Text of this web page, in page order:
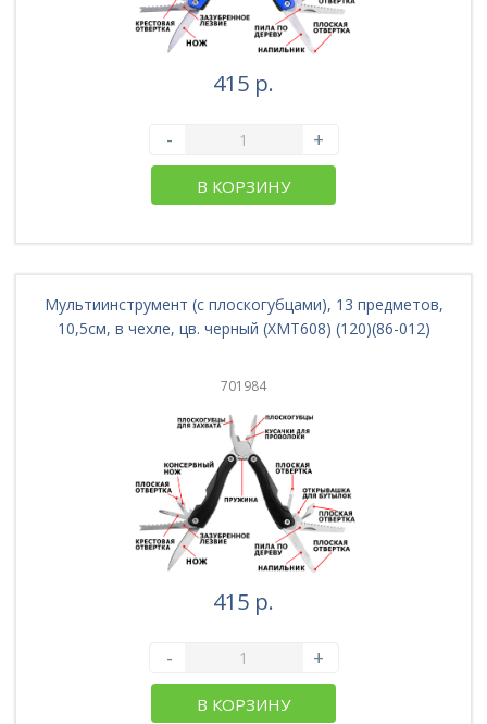
415 р.
- +
В КОРЗИНУ
Мультиинструмент (с плоскогубцами), 13 предметов,
10,5см, в чехле, цв. черный (XMT608) (120)(86-012)
701984
415 р.
- +
В КОРЗИНУ